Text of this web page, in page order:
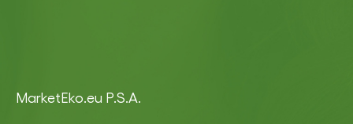
MarketEko.eu P.S.A.